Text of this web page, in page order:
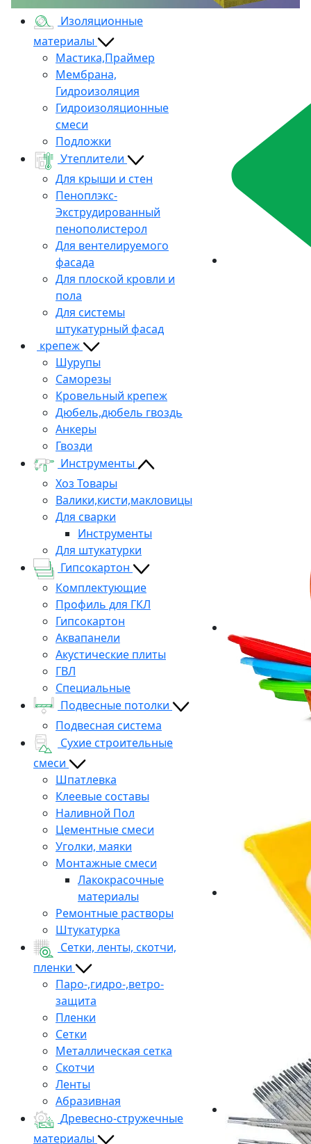
Изоляционные
материалы
Мастика,Праймер
Мембрана,
Гидроизоляция
Гидроизоляционные
смеси
Подложки
Утеплители
Для крыши и стен
Пеноплэкс-
Экструдированный
пенополистерол
Для вентелируемого
фасада
Для плоской кровли и
пола
Для системы
штукатурный фасад
крепеж
Шурупы
Саморезы
Кровельный крепеж
Дюбель,дюбель гвоздь
Анкеры
Гвозди
Инструменты
Хоз Товары
Валики,кисти,макловицы
Для сварки
Инструменты
Для штукатурки
Гипсокартон
Комплектующие
Профиль для ГКЛ
Гипсокартон
Аквапанели
Акустические плиты
ГВЛ
Специальные
Подвесные потолки
Подвесная система
Сухие строительные
смеси
Шпатлевка
Клеевые составы
Наливной Пол
Цементные смеси
Уголки, маяки
Монтажные смеси
Лакокрасочные
материалы
Ремонтные растворы
Штукатурка
Сетки, ленты, скотчи,
пленки
Паро-,гидро-,ветро-
защита
Пленки
Сетки
Металлическая сетка
Скотчи
Ленты
Абразивная
Древесно-стружечные
материалы